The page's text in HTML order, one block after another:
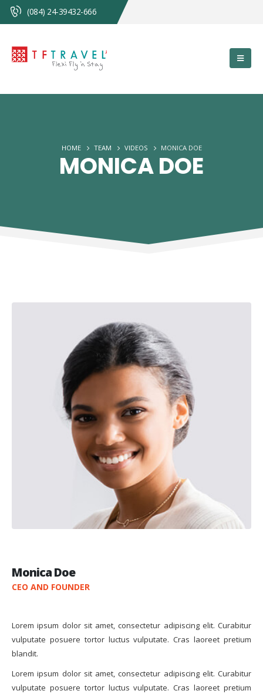
(084) 24-39432-666
HOME TEAM VIDEOS MONICA DOE
MONICA DOE
Monica Doe
CEO AND FOUNDER
Lorem ipsum dolor sit amet, consectetur adipiscing elit. Curabitur
vulputate posuere tortor luctus vulputate. Cras laoreet pretium
blandit.
Lorem ipsum dolor sit amet, consectetur adipiscing elit. Curabitur
vulputate posuere tortor luctus vulputate. Cras laoreet pretium